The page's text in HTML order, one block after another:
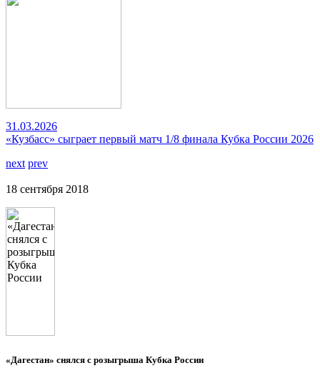
31.03.2026
«Кузбасс» сыграет первый матч 1/8 финала Кубка России 2026
next prev
18 сентября 2018
«Дагестан» снялся с розыгрыша Кубка России